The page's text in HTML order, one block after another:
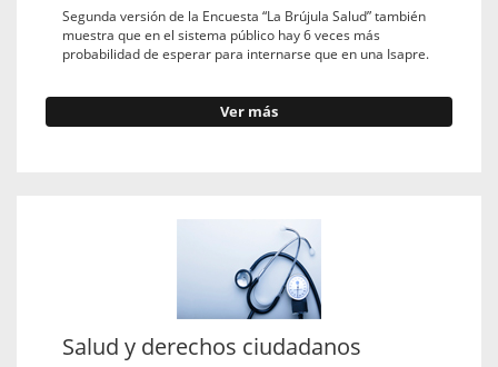
Segunda versión de la Encuesta “La Brújula Salud” también
muestra que en el sistema público hay 6 veces más
probabilidad de esperar para internarse que en una Isapre.
Ver más
Salud y derechos ciudadanos